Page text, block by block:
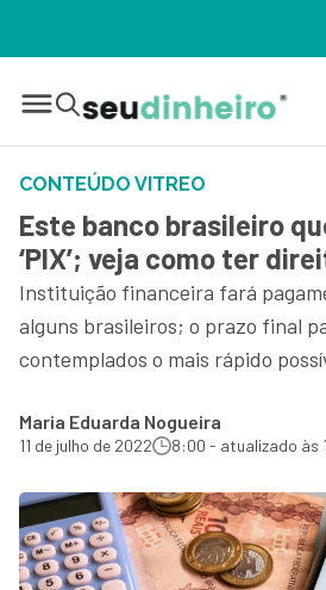
CONTEÚDO VITREO
Este banco brasileiro
‘PIX’; veja como ter
Instituição financeira fará
alguns brasileiros; o prazo final
contemplados o mais rápido
Maria Eduarda Nogueira
11 de julho de 2022 8:00 - atualizado às